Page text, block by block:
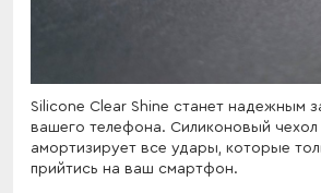
Silicone Clear Shine станет надежным
вашего телефона. Силиконовый чехол
амортизирует все удары, которые
прийтись на ваш смартфон.